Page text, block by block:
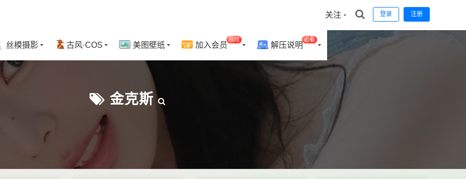
登录 注册
关注
丝模摄影 古风·COS 美图壁纸 加入会员
限时
解压说明
必看
金克斯